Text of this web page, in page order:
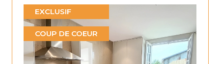
EXCLUSIF
COUP DE COEUR